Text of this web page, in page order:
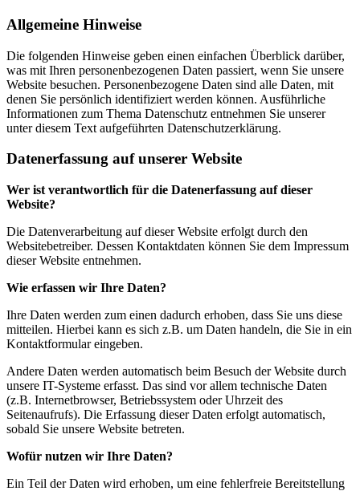
Allgemeine Hinweise
Die folgenden Hinweise geben einen einfachen Überblick darüber,
was mit Ihren personenbezogenen Daten passiert, wenn Sie unsere
Website besuchen. Personenbezogene Daten sind alle Daten, mit
denen Sie persönlich identifiziert werden können. Ausführliche
Informationen zum Thema Datenschutz entnehmen Sie unserer
unter diesem Text aufgeführten Datenschutzerklärung.
Datenerfassung auf unserer Website
Wer ist verantwortlich für die Datenerfassung auf dieser
Website?
Die Datenverarbeitung auf dieser Website erfolgt durch den
Websitebetreiber. Dessen Kontaktdaten können Sie dem Impressum
dieser Website entnehmen.
Wie erfassen wir Ihre Daten?
Ihre Daten werden zum einen dadurch erhoben, dass Sie uns diese
mitteilen. Hierbei kann es sich z.B. um Daten handeln, die Sie in ein
Kontaktformular eingeben.
Andere Daten werden automatisch beim Besuch der Website durch
unsere IT-Systeme erfasst. Das sind vor allem technische Daten
(z.B. Internetbrowser, Betriebssystem oder Uhrzeit des
Seitenaufrufs). Die Erfassung dieser Daten erfolgt automatisch,
sobald Sie unsere Website betreten.
Wofür nutzen wir Ihre Daten?
Ein Teil der Daten wird erhoben, um eine fehlerfreie Bereitstellung